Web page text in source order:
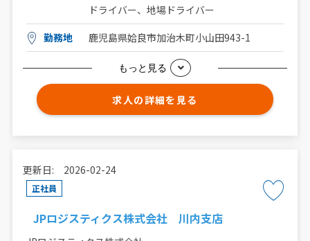
ドライバー、地場ドライバー
勤務地
鹿児島県姶良市加治木町小山田943-1
もっと見る
求人の詳細を見る
更新日: 2026-02-24
正社員
JPロジスティクス株式会社 川内支店